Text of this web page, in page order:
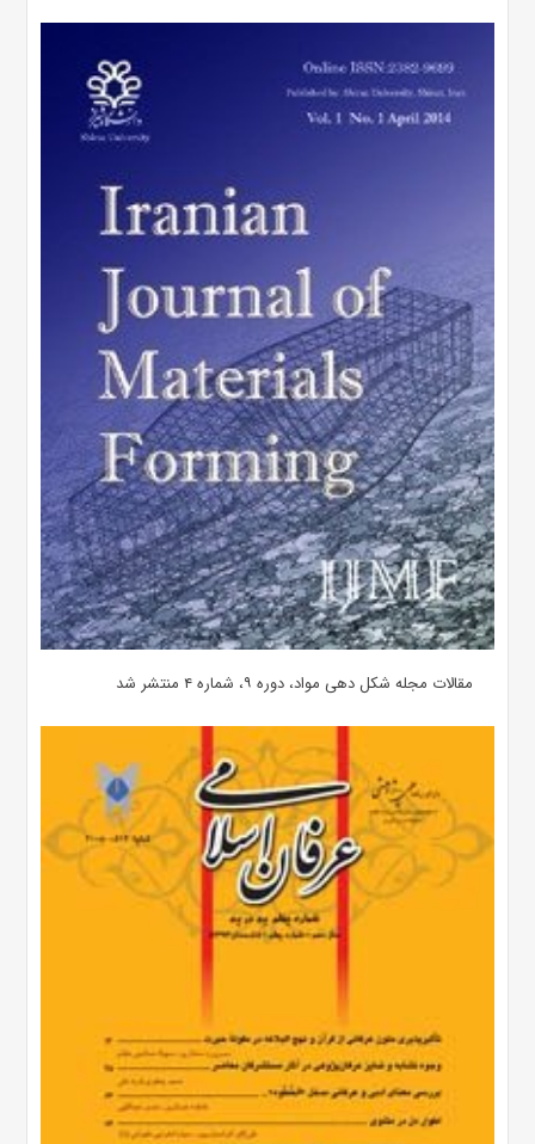
مقالات مجله شکل دهی مواد، دوره ۹، شماره ۴ منتشر شد